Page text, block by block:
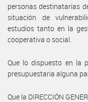
personas destinatarias
situación de
estudios tanto en la
cooperativa o social.
Que lo dispuesto en la
presupuestaria alguna
Que la DIRECCIÓN